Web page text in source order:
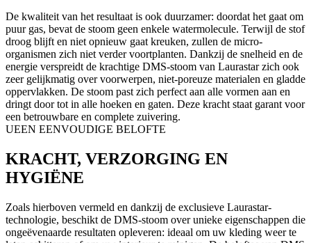
De kwaliteit van het resultaat is ook duurzamer: doordat het gaat om
puur gas, bevat de stoom geen enkele watermolecule. Terwijl de stof
droog blijft en niet opnieuw gaat kreuken, zullen de micro-
organismen zich niet verder voortplanten. Dankzij de snelheid en de
energie verspreidt de krachtige DMS-stoom van Laurastar zich ook
zeer gelijkmatig over voorwerpen, niet-poreuze materialen en gladde
oppervlakken. De stoom past zich perfect aan alle vormen aan en
dringt door tot in alle hoeken en gaten. Deze kracht staat garant voor
een betrouwbare en complete zuivering.
UEEN EENVOUDIGE BELOFTE
KRACHT, VERZORGING EN
HYGIËNE
Zoals hierboven vermeld en dankzij de exclusieve Laurastar-
technologie, beschikt de DMS-stoom over unieke eigenschappen die
ongeëvenaarde resultaten opleveren: ideaal om uw kleding weer te